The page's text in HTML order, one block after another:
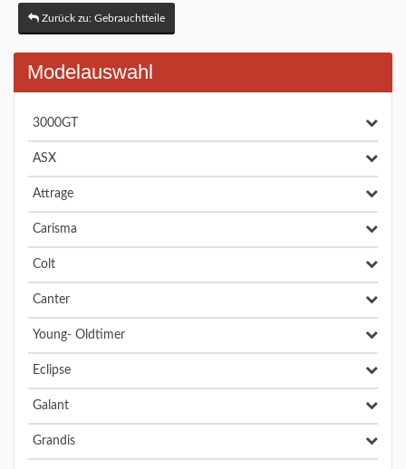
Zurück zu: Gebrauchtteile
Modelauswahl
3000GT
ASX
Attrage
Carisma
Colt
Canter
Young- Oldtimer
Eclipse
Galant
Grandis